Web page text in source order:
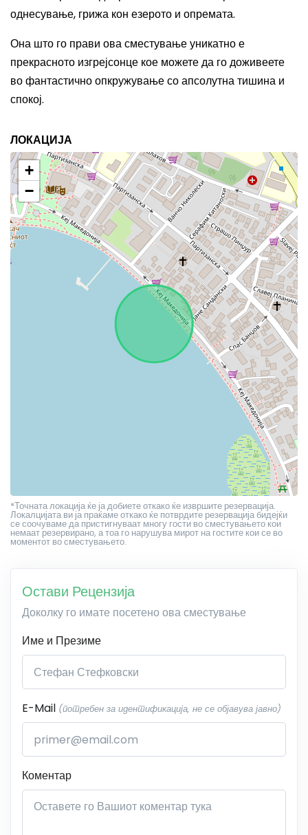
однесување, грижа кон езерото и опремата.
Она што го прави ова сместување уникатно е
прекрасното изгрејсонце кое можете да го доживеете
во фантастично опкружување со апсолутна тишина и
спокој.
ЛОКАЦИЈА
+
−
*Точната локација ќе ја добиете откако ќе извршите резервација.
Локалцијата ви ја праќаме откако ќе потврдите резервација бидејќи
се соочуваме да пристигнуваат многу гости во сместувањето кои
немаат резервирано, а тоа го нарушува мирот на гостите кои се во
моментот во сместувањето.
Остави Рецензија
Доколку го имате посетено ова сместување
Име и Презиме
E-Mail (потребен за идентификација, не се објавува јавно)
Коментар